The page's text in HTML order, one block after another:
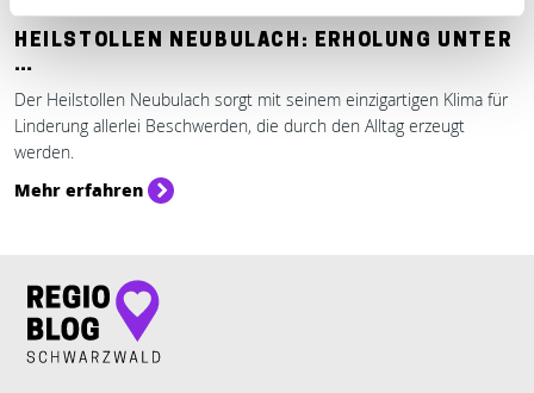
HEILSTOLLEN NEUBULACH: ERHOLUNG UNTER
…
Der Heilstollen Neubulach sorgt mit seinem einzigartigen Klima für
Linderung allerlei Beschwerden, die durch den Alltag erzeugt
werden.
Mehr erfahren